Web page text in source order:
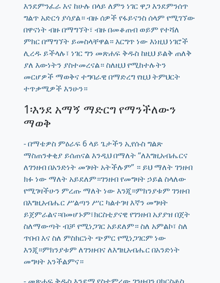
እንደምንፈራ እና ከሁሉ በላይ ለምን ነገር ዋጋ እንደምንሰጥ
ግልጥ አድርጎ ያሳያል። ብዙ ሰዎች የፋይናንስ ሰላም የሚገኘው
በዋናነት ብዙ በማግኘት፣ ብዙ በመቆጠብ ወይም የተሻለ
ምክር በማግኘት ይመስላቸዋል። እርግጥ ነው እነዚህ ነገሮች
ሊረዱ ይችላሉ፣ ነገር ግን መጽሐፍ ቅዱስ ከዚህ ይልቅ ጠለቅ
ያለ እውነትን ያስተመረናል። ስለዚህ የሚከተሉትን
መርሆዎች ማወቅና ተግባራዊ በማድረግ የዚህ ትምህርት
ተጥቃሚዎች እንሁን።
1፡እንደ አማኝ ማድርግ የማንችለውን
ማወቅ
- በማቴዎስ ምዕራፍ 6 ላይ ጌታችን ኢየሱስ ግልጽ
ማስጠንቀቂያ ይሰጠናል እንዲህ በማለት “ለእግዚአብሔርና
ለገንዘብ በአንድነት መገዛት አትችሉም” ። ይህ ማለት ገንዘብ
ክፉ ነው ማለት አይደለም።ገንዘብ የመግዛት ኃይል ስላለው
የሚገዛችሁን ምረጡ ማለት ነው እንጂ።ምክንያቱም ገንዘብ
በእግዚአብሔር ሥልጣን ሥር ካልተገዛ እኛን መግዛት
ይጀምራልና።በመሆኑም፣ክርስቲያናዊ የገንዘብ አያያዝ በጀት
ስለማውጣት ብቻ የሚነጋገር አይደለም። ስለ አምልኮ፣ ስለ
ጥበብ እና ስለ ምስክርነት ጭምር የሚነጋገርም ነው
እንጂ።ምክንያቱም ለገንዘብና ለእግዚአብሔር በአንድነት
መግዛት አንችልምና።